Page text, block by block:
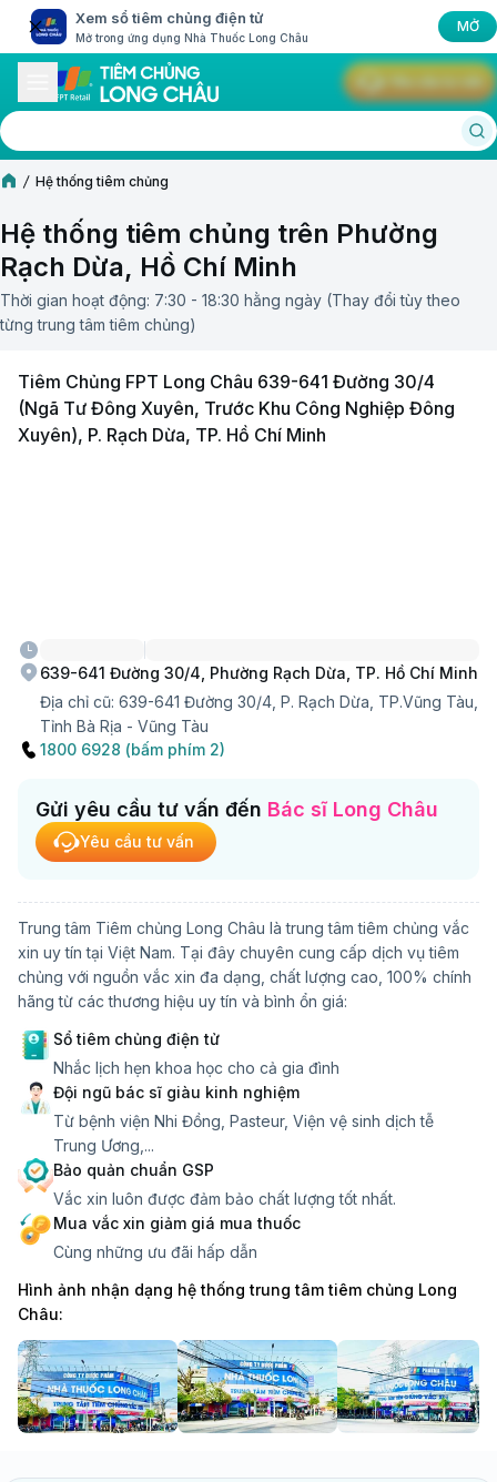
Xem sổ tiêm chủng điện tử
Mở trong ứng dụng Nhà Thuốc Long Châu
MỞ
Hệ thống tiêm chủng
Hệ thống tiêm chủng trên Phường
Rạch Dừa, Hồ Chí Minh
Thời gian hoạt động: 7:30 - 18:30 hằng ngày (Thay đổi tùy theo
từng trung tâm tiêm chủng)
Tiêm Chủng FPT Long Châu 639-641 Đường 30/4
(Ngã Tư Đông Xuyên, Trước Khu Công Nghiệp Đông
Xuyên), P. Rạch Dừa, TP. Hồ Chí Minh
639-641 Đường 30/4, Phường Rạch Dừa, TP. Hồ Chí Minh
Địa chỉ cũ: 639-641 Đường 30/4, P. Rạch Dừa, TP.Vũng Tàu,
Tỉnh Bà Rịa - Vũng Tàu
1800 6928 (bấm phím 2)
Gửi yêu cầu tư vấn đến Bác sĩ Long Châu
Yêu cầu tư vấn
Trung tâm Tiêm chủng Long Châu là trung tâm tiêm chủng vắc
xin uy tín tại Việt Nam. Tại đây chuyên cung cấp dịch vụ tiêm
chủng với nguồn vắc xin đa dạng, chất lượng cao, 100% chính
hãng từ các thương hiệu uy tín và bình ổn giá:
Sổ tiêm chủng điện tử
Nhắc lịch hẹn khoa học cho cả gia đình
Đội ngũ bác sĩ giàu kinh nghiệm
Từ bệnh viện Nhi Đồng, Pasteur, Viện vệ sinh dịch tễ
Trung Ương,...
Bảo quản chuẩn GSP
Vắc xin luôn được đảm bảo chất lượng tốt nhất.
Mua vắc xin giảm giá mua thuốc
Cùng những ưu đãi hấp dẫn
Hình ảnh nhận dạng hệ thống trung tâm tiêm chủng Long
Châu: